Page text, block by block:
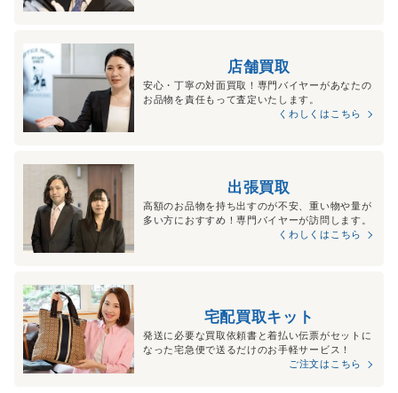
店舗買取
安心・丁寧の対面買取！専門バイヤーがあなたの
お品物を責任もって査定いたします。
くわしくはこちら
出張買取
高額のお品物を持ち出すのが不安、重い物や量が
多い方におすすめ！専門バイヤーが訪問します。
くわしくはこちら
宅配買取キット
発送に必要な買取依頼書と着払い伝票がセットに
なった宅急便で送るだけのお手軽サービス！
ご注文はこちら